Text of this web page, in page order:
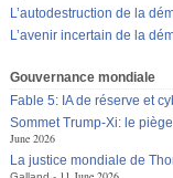
L’autodestruction de la
L’avenir incertain de la
Gouvernance mondiale
Fable 5: IA de réserve et
Sommet Trump-Xi: le
June 2026
La justice mondiale de